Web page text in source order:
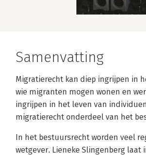
Samenvatting
Migratierecht kan diep ingrijpen in
wie migranten mogen wonen en
ingrijpen in het leven van
migratierecht onderdeel van het
In het bestuursrecht worden veel
wetgever. Lieneke Slingenberg